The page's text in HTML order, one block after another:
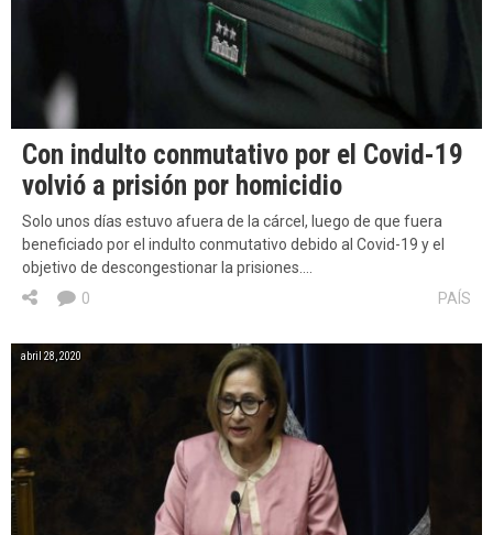
Con indulto conmutativo por el Covid-19
volvió a prisión por homicidio
Solo unos días estuvo afuera de la cárcel, luego de que fuera
beneficiado por el indulto conmutativo debido al Covid-19 y el
objetivo de descongestionar la prisiones….
PAÍS
0
abril 28, 2020